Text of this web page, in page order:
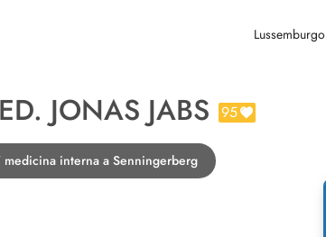
Lussemburgo
JONAS JABS 95
interna a Senningerberg